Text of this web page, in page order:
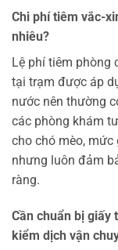
Chi phí tiêm vắc-
nhiêu?
Lệ phí tiêm phòng
tại trạm được áp
nước nên thường
các phòng khám
cho chó mèo,
nhưng luôn đảm
ràng.
Cần chuẩn bị giấy
kiểm dịch vận